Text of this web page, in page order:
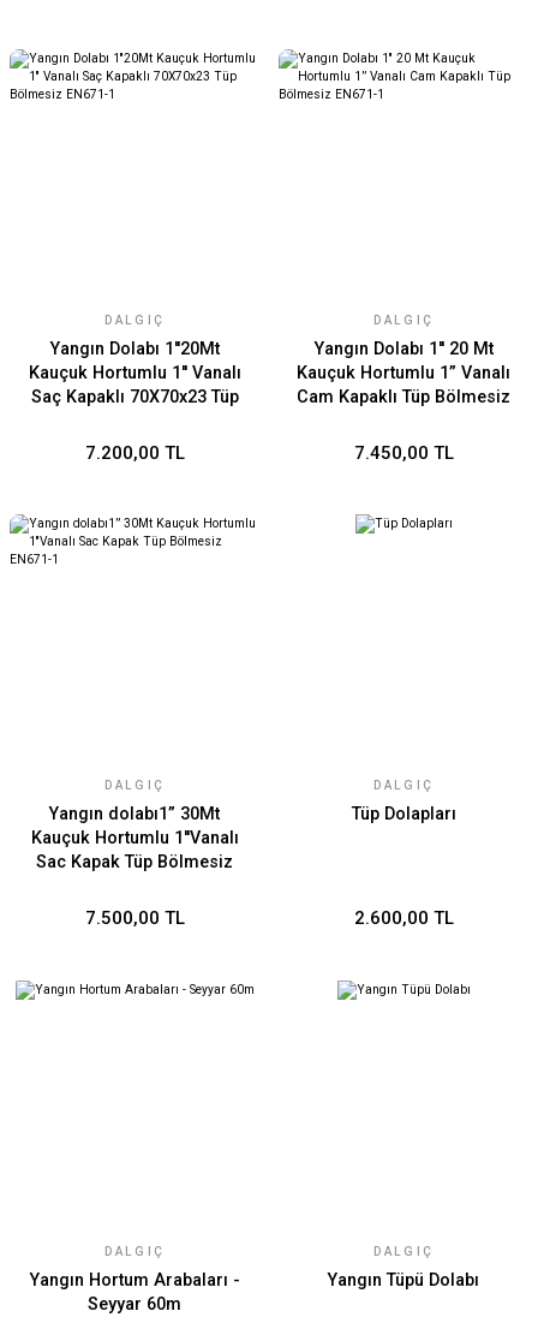
DALGIÇ
Yangın Dolabı 1''20Mt
Kauçuk Hortumlu 1'' Vanalı
Saç Kapaklı 70X70x23 Tüp
7.200,00 TL
DALGIÇ
Yangın Dolabı 1'' 20 Mt
Kauçuk Hortumlu 1” Vanalı
Cam Kapaklı Tüp Bölmesiz
7.450,00 TL
DALGIÇ
Yangın dolabı1” 30Mt
Kauçuk Hortumlu 1''Vanalı
Sac Kapak Tüp Bölmesiz
7.500,00 TL
DALGIÇ
Tüp Dolapları
2.600,00 TL
DALGIÇ
Yangın Hortum Arabaları -
Seyyar 60m
DALGIÇ
Yangın Tüpü Dolabı